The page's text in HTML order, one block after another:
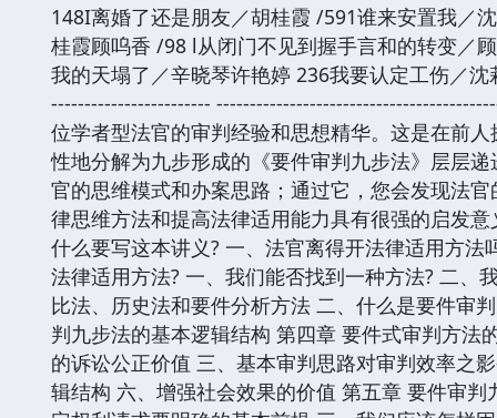
148I离婚了还是朋友／胡桂霞 /591谁来安置我／
桂霞顾呜香 /98 l从闭门不见到握手言和的转变／
我的天塌了／辛晓琴许艳婷 236我要认定工伤／
------------------------
位学者型法官的审判经验和思想精华。这是在前
性地分解为九步形成的《要件审判九步法》层层
官的思维模式和办案思路；通过它，您会发现法
律思维方法和提高法律适用能力具有很强的启发
什么要写这本讲义? 一、法官离得开法律适用方
法律适用方法? 一、我们能否找到一种方法? 二、
比法、历史法和要件分析方法 二、什么是要件审
判九步法的基本逻辑结构 第四章 要件式审判方
的诉讼公正价值 三、基本审判思路对审判效率之
辑结构 六、增强社会效果的价值 第五章 要件审